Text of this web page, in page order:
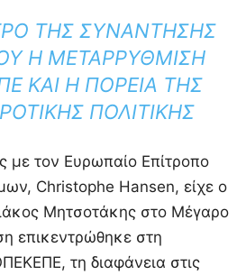
ΤΗΣ ΣΥΝΆΝΤΗΣΗΣ
Η ΜΕΤΑΡΡΎΘΜΙΣΗ
ΚΑΙ Η ΠΟΡΕΊΑ ΤΗΣ
ΠΟΛΙΤΙΚΉΣ
με τον Ευρωπαίο Επίτροπο
Christophe Hansen, είχε ο
Μητσοτάκης στο Μέγαρο
επικεντρώθηκε στη
τη διαφάνεια στις